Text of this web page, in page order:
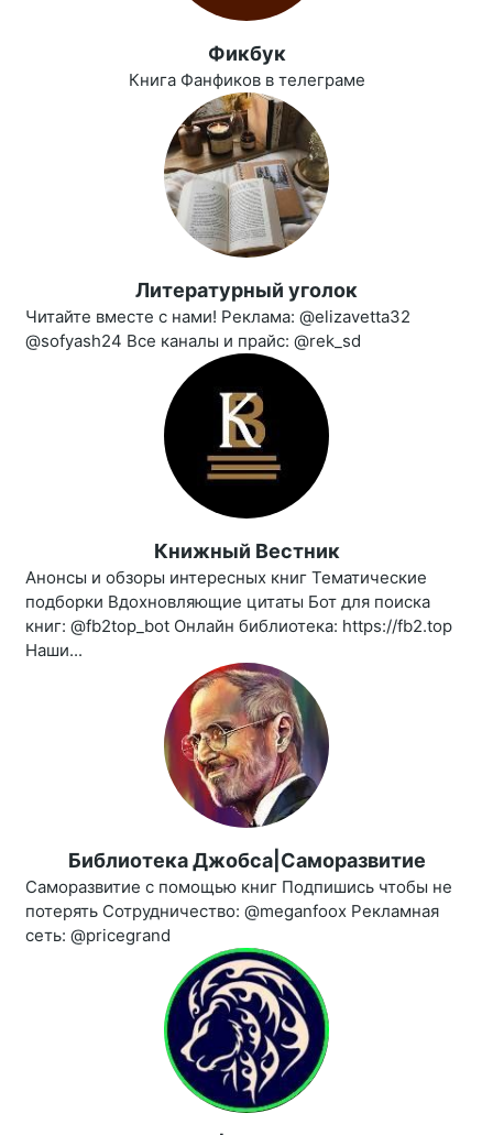
Фикбук
Книга Фанфиков в телеграме
Литературный уголок
Читайте вместе с нами! Реклама: @elizavetta32
@sofyash24 Все каналы и прайс: @rek_sd
Книжный Вестник
Анонсы и обзоры интересных книг Тематические
подборки Вдохновляющие цитаты Бот для поиска
книг: @fb2top_bot Онлайн библиотека: https://fb2.top
Наши...
Библиотека Джобса|Саморазвитие
Саморазвитие с помощью книг Подпишись чтобы не
потерять Сотрудничество: @meganfoox Рекламная
сеть: @pricegrand